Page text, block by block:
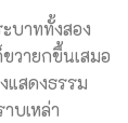
บาททั้งสอง
วายกขึ้นเสมอ
แสดงธรรม
บเหล่า